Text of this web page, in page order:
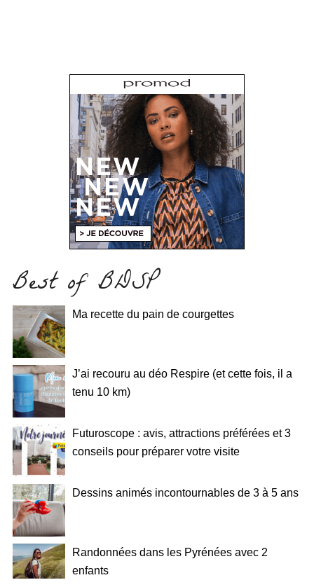
Best of BDSP
Ma recette du pain de courgettes
J’ai recouru au déo Respire (et cette fois, il a
tenu 10 km)
Futuroscope : avis, attractions préférées et 3
conseils pour préparer votre visite
Dessins animés incontournables de 3 à 5 ans
Randonnées dans les Pyrénées avec 2
enfants